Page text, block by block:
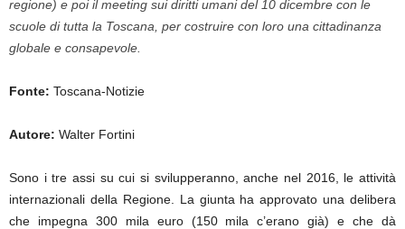
regione) e poi il meeting sui diritti umani del 10 dicembre con le
scuole di tutta la Toscana, per costruire con loro una cittadinanza
globale e consapevole.
Fonte: Toscana-Notizie
Autore: Walter Fortini
Sono i tre assi su cui si svilupperanno, anche nel 2016, le attività
internazionali della Regione. La giunta ha approvato una delibera
che impegna 300 mila euro (150 mila c’erano già) e che dà